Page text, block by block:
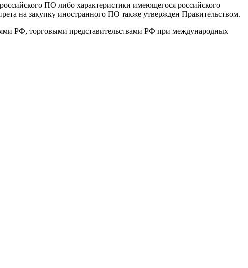
ПО либо характеристики имеющегося российского
на закупку иностранного ПО также утвержден Правительством.
РФ, торговыми представительствами РФ при международных